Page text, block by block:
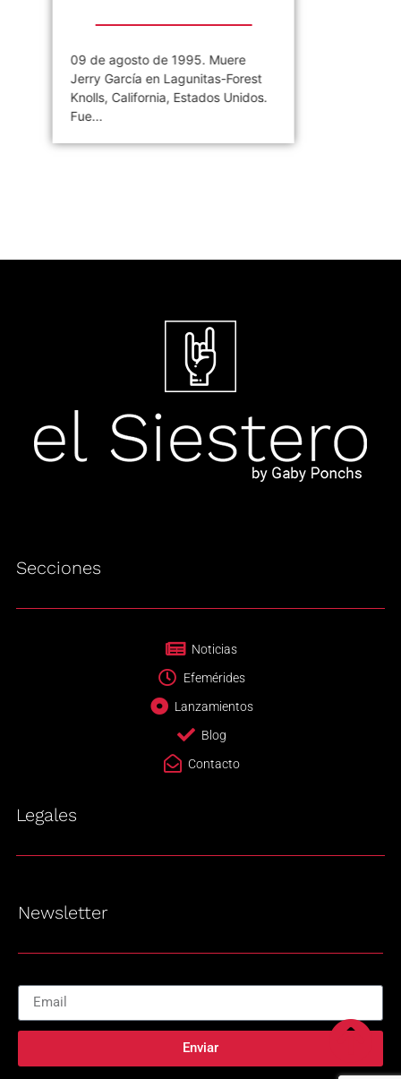
09 de agosto de 1995. Muere
Jerry García en Lagunitas-Forest
Knolls, California, Estados Unidos.
Fue...
Secciones
Noticias
Efemérides
Lanzamientos
Blog
Contacto
Legales
Newsletter
Enviar